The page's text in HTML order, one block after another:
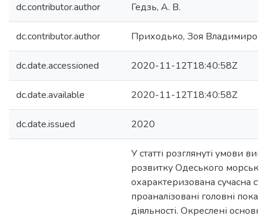
dc.contributor.author Гедзь, А. В.
dc.contributor.author Приходько, Зоя
dc.date.accessioned 2020-11-12T18:40:58Z
dc.date.available 2020-11-12T18:40:58Z
dc.date.issued 2020
У статті розглянуті умови
розвитку Одеського
охарактеризована сучасна
проаналізовані головні
діяльності. Окреслені